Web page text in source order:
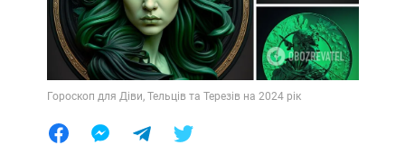
Лайфхаки
Гороскоп для Діви, Тельців та Терезів на 2024 рік